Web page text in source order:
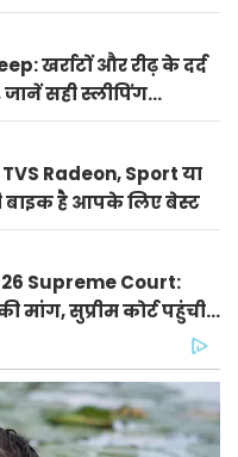
खर्राटों और रीढ़ के दर्द
सही स्लीपिंग
Radeon, Sport या
बाइक है आपके लिए बेस्ट
Supreme Court:
मांग, सुप्रीम कोर्ट पहुंची